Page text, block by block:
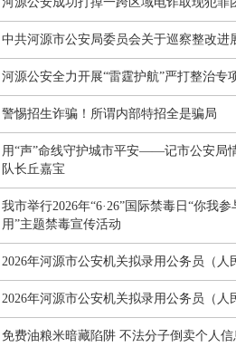
中共河源市公安局委员会关于巡察整改进
河源公安全力开展“雷霆护航”严打整治专
警惕招生诈骗！所谓内部特招全是骗局
用“声”命线守护城市平安——记市公安局
队长丘嘉宝
我市举行2026年“6·26”国际禁毒日“你我
用”主题禁毒宣传活动
2026年河源市公安机关拟录用公务员（人
2026年河源市公安机关拟录用公务员（人
免费油粮米暗藏陷阱 不法分子倒卖个人